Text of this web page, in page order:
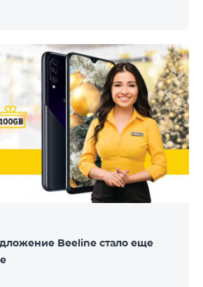
Beeline стало еще